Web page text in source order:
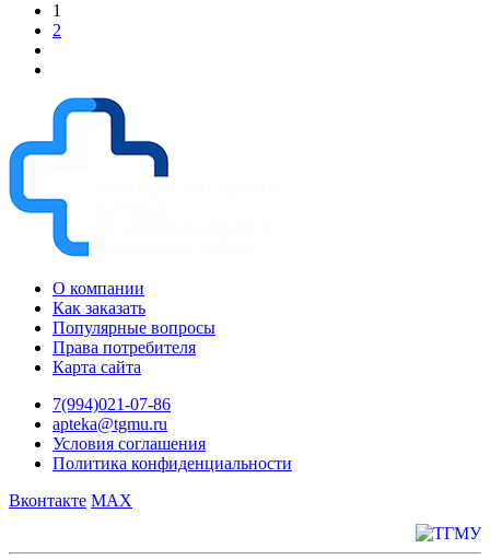
1
2
О компании
Как заказать
Популярные вопросы
Права потребителя
Карта сайта
7(994)021-07-86
apteka@tgmu.ru
Условия соглашения
Политика конфиденциальности
Вконтакте MAX